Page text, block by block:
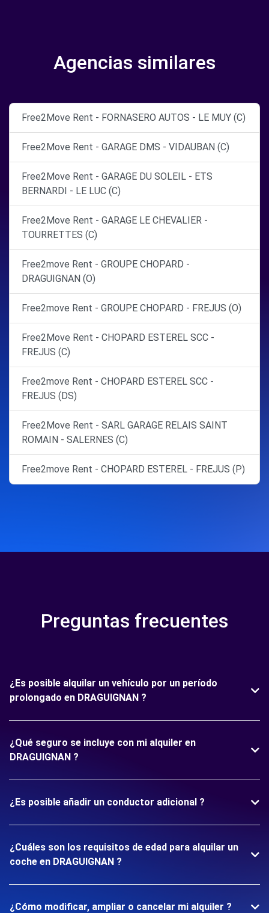
Agencias similares
Free2Move Rent - FORNASERO AUTOS - LE MUY (C)
Free2Move Rent - GARAGE DMS - VIDAUBAN (C)
Free2Move Rent - GARAGE DU SOLEIL - ETS
BERNARDI - LE LUC (C)
Free2Move Rent - GARAGE LE CHEVALIER -
TOURRETTES (C)
Free2move Rent - GROUPE CHOPARD -
DRAGUIGNAN (O)
Free2move Rent - GROUPE CHOPARD - FREJUS (O)
Free2Move Rent - CHOPARD ESTEREL SCC -
FREJUS (C)
Free2move Rent - CHOPARD ESTEREL SCC -
FREJUS (DS)
Free2Move Rent - SARL GARAGE RELAIS SAINT
ROMAIN - SALERNES (C)
Free2move Rent - CHOPARD ESTEREL - FREJUS (P)
Preguntas frecuentes
¿Es posible alquilar un vehículo por un período
prolongado en DRAGUIGNAN ?
¿Qué seguro se incluye con mi alquiler en
DRAGUIGNAN ?
¿Es posible añadir un conductor adicional ?
¿Cuáles son los requisitos de edad para alquilar un
coche en DRAGUIGNAN ?
¿Cómo modificar, ampliar o cancelar mi alquiler ?